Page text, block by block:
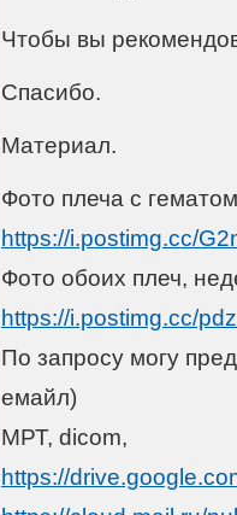
Чтобы вы
Спасибо.
Материал.
Фото плеча с
https://i.postimg.cc/
Фото обоих плеч,
https://i.postimg.cc/
По запросу могу
емайл)
МРТ, dicom,
https://